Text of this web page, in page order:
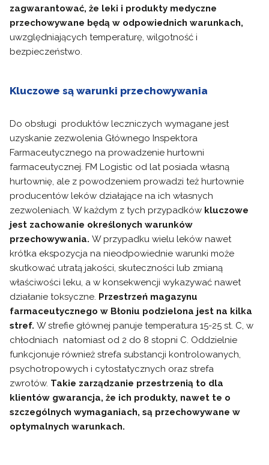
zagwarantować, że leki i produkty medyczne
przechowywane będą w odpowiednich warunkach,
uwzględniających temperaturę, wilgotność i
bezpieczeństwo.
Kluczowe są warunki przechowywania
Do obsługi produktów leczniczych wymagane jest
uzyskanie zezwolenia Głównego Inspektora
Farmaceutycznego na prowadzenie hurtowni
farmaceutycznej. FM Logistic od lat posiada własną
hurtownię, ale z powodzeniem prowadzi też hurtownie
producentów leków działające na ich własnych
zezwoleniach. W każdym z tych przypadków kluczowe
jest zachowanie określonych warunków
przechowywania. W przypadku wielu leków nawet
krótka ekspozycja na nieodpowiednie warunki może
skutkować utratą jakości, skuteczności lub zmianą
właściwości leku, a w konsekwencji wykazywać nawet
działanie toksyczne. Przestrzeń magazynu
farmaceutycznego w Błoniu podzielona jest na kilka
stref. W strefie głównej panuje temperatura 15-25 st. C, w
chłodniach natomiast od 2 do 8 stopni C. Oddzielnie
funkcjonuje również strefa substancji kontrolowanych,
psychotropowych i cytostatycznych oraz strefa
zwrotów. Takie zarządzanie przestrzenią to dla
klientów gwarancja, że ich produkty, nawet te o
szczególnych wymaganiach, są przechowywane w
optymalnych warunkach.